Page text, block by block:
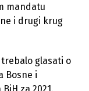
mandatu
i drugi krug
glasati o
Bosne i
za 2021.